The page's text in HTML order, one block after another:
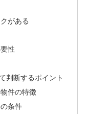
がある
性
判断するポイント
件の特徴
条件